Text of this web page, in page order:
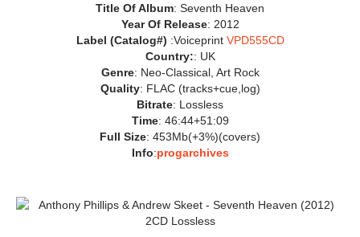
Title Of Album: Seventh Heaven
Year Of Release: 2012
Label (Catalog#) :Voiceprint VPD555CD
Country:: UK
Genre: Neo-Classical, Art Rock
Quality: FLAC (tracks+cue,log)
Bitrate: Lossless
Time: 46:44+51:09
Full Size: 453Mb(+3%)(covers)
Info:progarchives